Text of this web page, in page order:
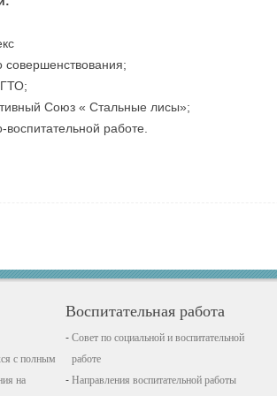
совершенствования;
Союз « Стальные лисы»;
работе.
с полным
на
Воспитательная работа
Совет по социальной и воспитательной
работе
Направления воспитательной работы